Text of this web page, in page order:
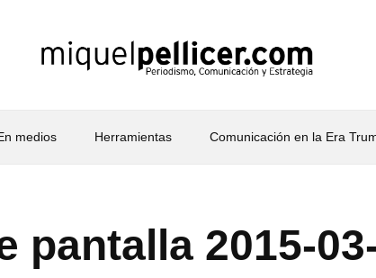
medios Herramientas Comunicación en la Era
pantalla 2015-